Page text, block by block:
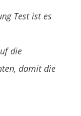
Test ist es
die
damit die